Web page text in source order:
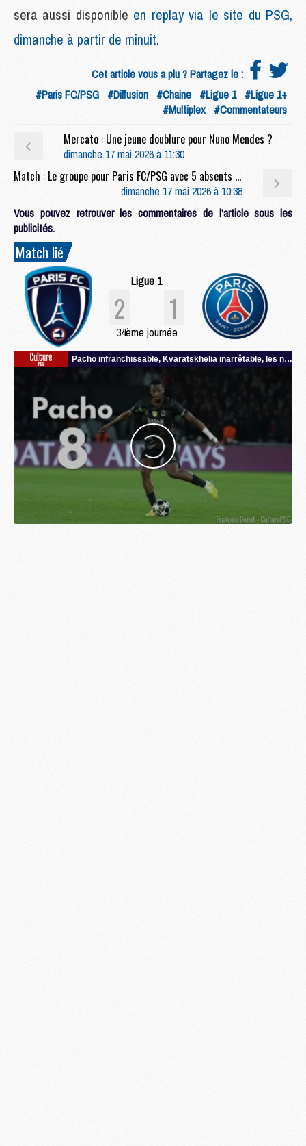
sera aussi disponible en replay via le site du PSG,
dimanche à partir de minuit.
Cet article vous a plu ? Partagez le :
#Paris FC/PSG #Diffusion #Chaine #Ligue 1 #Ligue 1+
#Multiplex #Commentateurs
Mercato : Une jeune doublure pour Nuno Mendes ?
dimanche 17 mai 2026 à 11:30
Match : Le groupe pour Paris FC/PSG avec 5 absents et peu de jeunes
dimanche 17 mai 2026 à 10:38
Vous pouvez retrouver les commentaires de l'article sous les
publicités.
Match lié
Ligue 1
2 1
34ème journée